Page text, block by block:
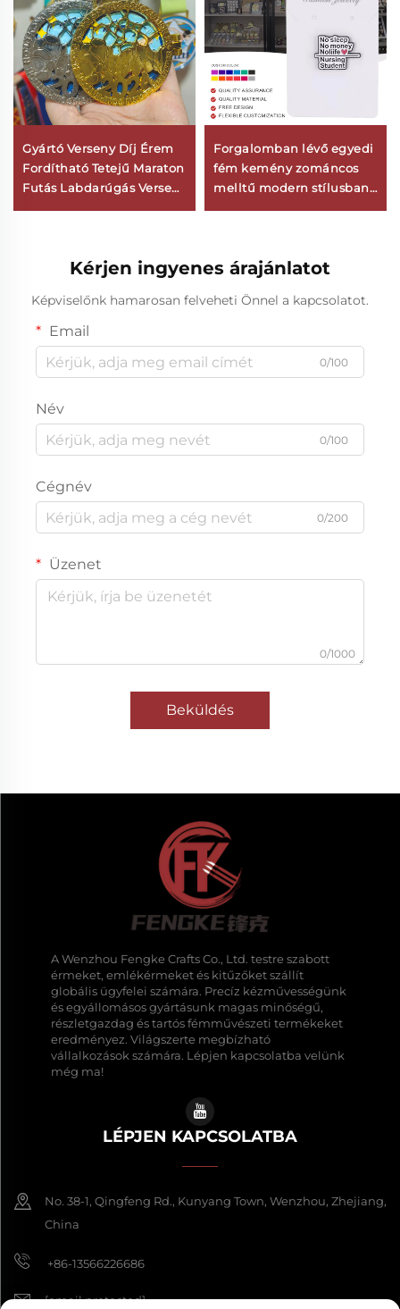
Gyártó Verseny Díj Érem
Fordítható Tetejű Maraton
Futás Labdarúgás Verseny
Forgalomban lévő egyedi
fém kemény zománcos
melltű modern stílusban,
Kérjen ingyenes árajánlatot
Képviselőnk hamarosan felveheti Önnel a kapcsolatot.
Email
0/100
Név
0/100
Cégnév
0/200
Üzenet
0/1000
Beküldés
A Wenzhou Fengke Crafts Co., Ltd. testre szabott
érmeket, emlékérmeket és kitűzőket szállít
globális ügyfelei számára. Precíz kézművességünk
és egyállomásos gyártásunk magas minőségű,
részletgazdag és tartós fémművészeti termékeket
eredményez. Világszerte megbízható
vállalkozások számára. Lépjen kapcsolatba velünk
még ma!
LÉPJEN KAPCSOLATBA
No. 38-1, Qingfeng Rd., Kunyang Town, Wenzhou, Zhejiang,
China
+86-13566226686
[email protected]